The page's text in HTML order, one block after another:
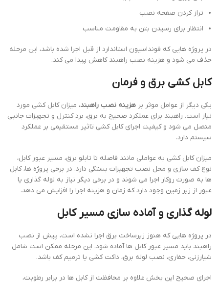
تراز کردن صفحه نصب
انتظار برای رسیدن بتن به مقاومت مناسب
در پروژه هایی که فونداسیون استاندارد از قبل اجرا شده باشد، این مرحله
حذف می شود و هزینه نصب راهبند کاهش پیدا می کند.
کابل کشی برق و فرمان
یکی دیگر از عوامل موثر بر هزینه نصب راهبند، میزان کابل کشی مورد
نیاز است. راهبند برای عملکرد صحیح به برق، برد کنترل و تجهیزات جانبی
متصل می شود و کیفیت اجرای کابل کشی تاثیر مستقیمی بر عملکرد
سیستم دارد.
میزان کابل کشی به عواملی مانند فاصله تا تابلو برق، مسیر عبور کابل،
نوع کف سازی و محل نصب تجهیزات بستگی دارد. در برخی پروژه ها، کابل
ها به صورت روکار اجرا می شوند و در برخی دیگر نیاز به لوله گذاری یا
عبور از زیر زمین وجود دارد که زمان و هزینه اجرا را افزایش می دهد.
لوله گذاری و آماده سازی مسیر کابل
در پروژه هایی که هنوز زیرساخت برق اجرا نشده است، پیش از نصب
راهبند باید مسیر عبور کابل ها آماده شود. این مرحله ممکن است شامل
شیارزنی، حفاری، نصب لوله برق، داکت کشی یا ترمیم کف باشد.
اجرای صحیح این بخش علاوه بر محافظت از کابل ها در برابر رطوبت،